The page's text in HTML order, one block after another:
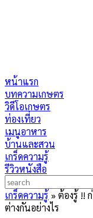
หน้าแรก
บทความเกษตร
วิดีโอเกษตร
ท่องเที่ยว
เมนูอาหาร
บ้านและสวน
เกร็ดความรู้
รีวิวหนังสือ
เกร็ดความรู้ »ต้องรู้ !!
ต่างกันอย่างไร